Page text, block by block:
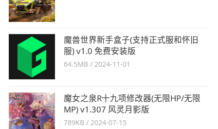
魔兽世界新手盒子(支持正式服和怀旧
服) v1.0 免费安装版
64.5MB / 2024-11-01
魔女之泉R十九项修改器(无限HP/无限
MP) v1.307 风灵月影版
789KB /2024-07-15